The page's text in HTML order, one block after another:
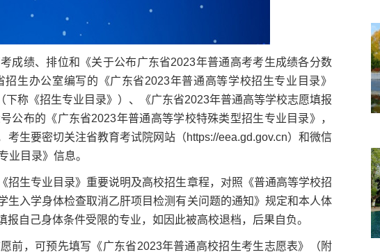
绩、排位和《关于公布广东省2023年普通高考考生成绩各分数
生办公室编写的《广东省2023年普通高等学校招生专业目录》
（下称《招生专业目录》）、《广东省2023年普通高等学校志愿填报
公布的《广东省2023年普通高等学校特殊类型招生专业目录》，
生要密切关注省教育考试院网站（https://eea.gd.gov.cn）和微信
业目录》信息。
生专业目录》重要说明及高校招生章程，对照《普通高等学校招
生入学身体检查取消乙肝项目检测有关问题的通知》规定和本人体
自己身体条件受限的专业，如因此被高校退档，后果自负。
，可预先填写《广东省2023年普通高校招生考生志愿表》（附